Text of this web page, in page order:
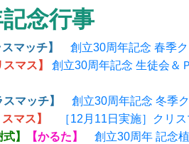
念行事
スマッチ】
創立30周年記念 春季
スマス】 創立30周年記念 生徒会＆
スマッチ】
創立30周年記念 冬季
スマス】
［12月11日実施］クリ
式】 【かるた】
創立30周年 記念